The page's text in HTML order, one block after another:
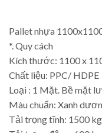
Pallet nhựa
*. Quy cách
Kích thước: 1100 x
Chất liệu: PPC/ HDPE
Loại : 1 Mặt. Bề mặt
Màu chuẩn: Xanh
Tải trọng tĩnh: 1500